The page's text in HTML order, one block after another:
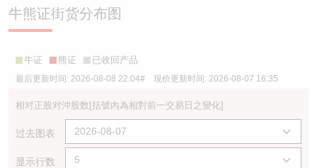
牛熊证街货分布图
牛证 熊证 已收回产品
最后更新时间: 2026-08-08 22:04# 现价更新时间: 2026-08-07 16:35
相对正股对沖股数[括號內為相對前一交易日之變化]
过去图表
显示行数